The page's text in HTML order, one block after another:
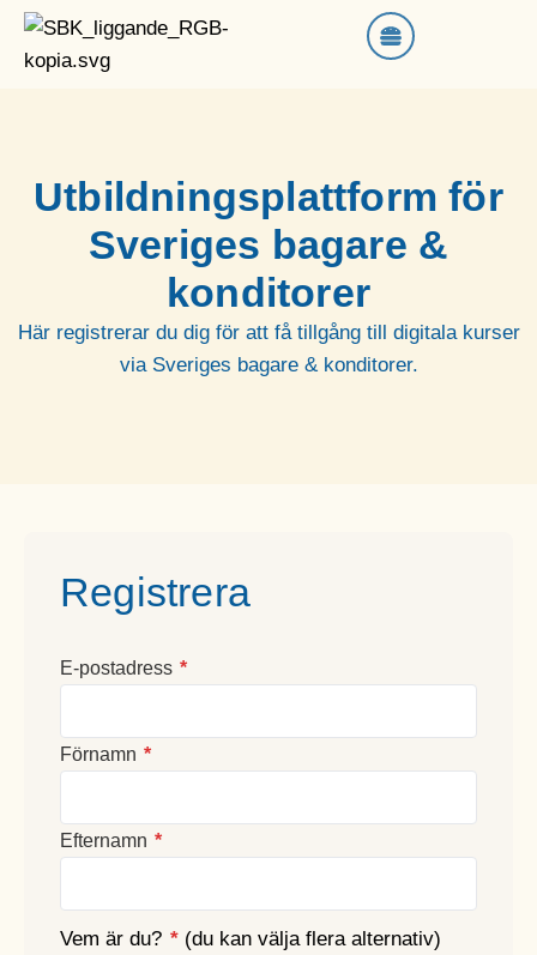
Utbildningsplattform för
Sveriges bagare &
konditorer
Här registrerar du dig för att få tillgång till digitala kurser
via Sveriges bagare & konditorer.
Registrera
E-postadress *
Förnamn *
Efternamn *
Vem är du? * (du kan välja flera alternativ)